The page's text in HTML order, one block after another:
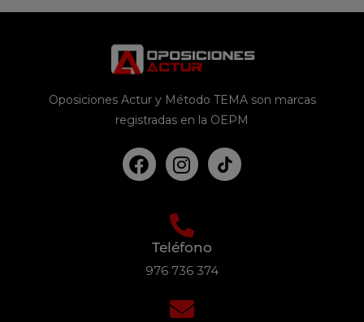
Oposiciones Actur y Método TEMA son marcas
registradas en la OEPM
Teléfono
976 736 374